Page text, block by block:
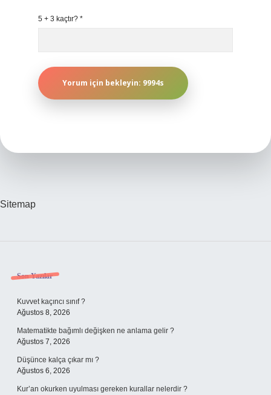
5 + 3 kaçtır? *
Sitemap
Sidebar
Son Yazılar
Kuvvet kaçıncı sınıf ?
Ağustos 8, 2026
Matematikte bağımlı değişken ne anlama gelir ?
Ağustos 7, 2026
Düşünce kalça çıkar mı ?
Ağustos 6, 2026
Kur’an okurken uyulması gereken kurallar nelerdir ?